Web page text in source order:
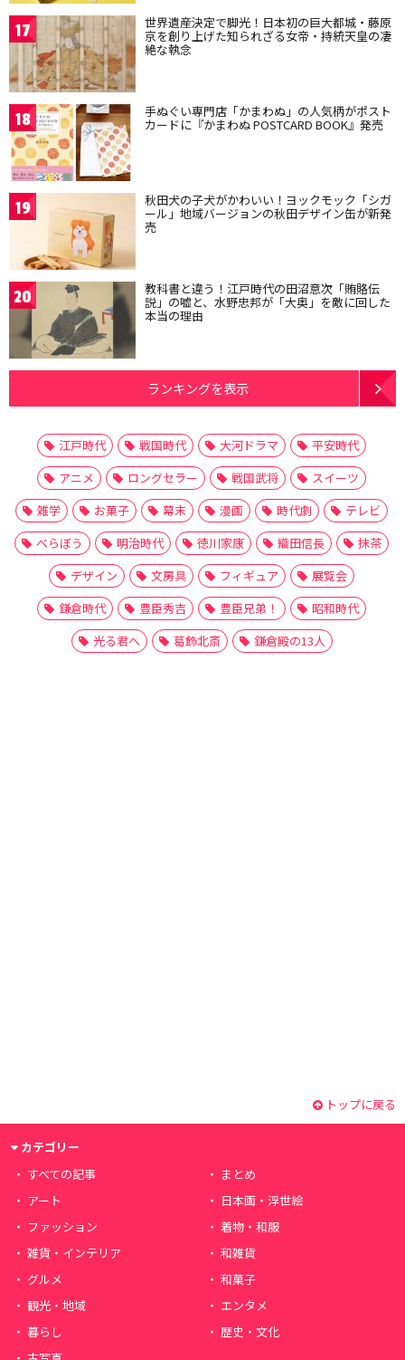
17 世界遺産決定で脚光！日本初の巨大都城・藤原
京を創り上げた知られざる女帝・持統天皇の凄
絶な執念
18 手ぬぐい専門店「かまわぬ」の人気柄がポスト
カードに『かまわぬ POSTCARD BOOK』発売
19 秋田犬の子犬がかわいい！ヨックモック「シガ
ール」地域バージョンの秋田デザイン缶が新発
売
20 教科書と違う！江戸時代の田沼意次「賄賂伝
説」の嘘と、水野忠邦が「大奥」を敵に回した
本当の理由
ランキングを表示
江戸時代 戦国時代 大河ドラマ
平安時代
アニメ
ロングセラー 戦国武将
スイーツ
雑学
お菓子 幕末 漫画 時代劇
テレビ
べらぼう
明治時代 徳川家康 織田信長
抹茶
デザイン
文房具 フィギュア
展覧会
鎌倉時代
豊臣秀吉 豊臣兄弟！
昭和時代
光る君へ
葛飾北斎 鎌倉殿の13人
トップに戻る
カテゴリー
すべての記事
まとめ
アート
日本画・浮世絵
ファッション
着物・和服
雑貨・インテリア
和雑貨
グルメ
和菓子
観光・地域
エンタメ
暮らし
歴史・文化